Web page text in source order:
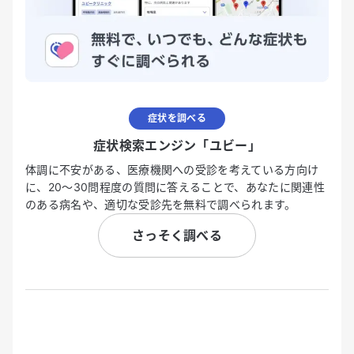
症状を調べる
症状検索エンジン「ユビー」
体調に不安がある、医療機関への受診を考えている方向け
に、20〜30問程度の質問に答えることで、あなたに関連性
のある病名や、適切な受診先を無料で調べられます。
さっそく調べる